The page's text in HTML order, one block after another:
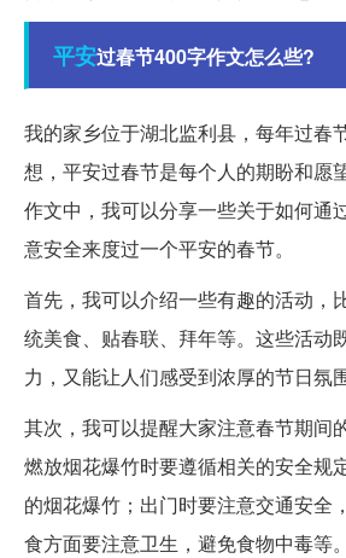
平安过春节400字作文怎么些?
我的家乡位于湖北监利县，每年过春
想，平安过春节是每个人的期盼和愿
作文中，我可以分享一些关于如何通
意安全来度过一个平安的春节。
首先，我可以介绍一些有趣的活动，
统美食、贴春联、拜年等。这些活动
力，又能让人们感受到浓厚的节日氛围
其次，我可以提醒大家注意春节期间
燃放烟花爆竹时要遵循相关的安全规
的烟花爆竹；出门时要注意交通安全
食方面要注意卫生，避免食物中毒等。